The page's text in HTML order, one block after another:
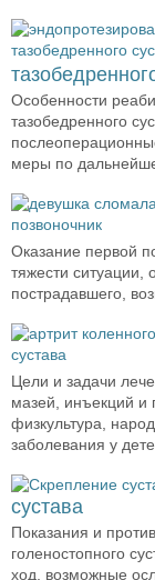
Особенности
тазобедренного
меры по
Оказание первой
тяжести ситуации,
пострадавшего,
Цели и задачи
мазей, инъекций и
физкультура,
заболевания у
сустава
Показания и
голеностопного
ход, возможные